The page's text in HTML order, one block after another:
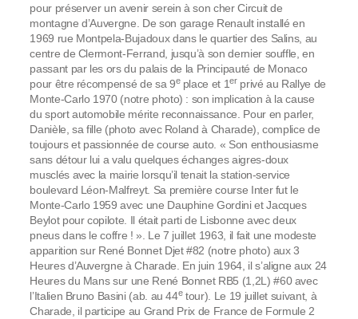
pour préserver un avenir serein à son cher Circuit de
montagne d’Auvergne. De son garage Renault installé en
1969 rue Montpela-Bujadoux dans le quartier des Salins, au
centre de Clermont-Ferrand, jusqu’à son dernier souffle, en
passant par les ors du palais de la Principauté de Monaco
pour être récompensé de sa 9eplace et 1erprivé au Rallye de
Monte-Carlo 1970 (notre photo) : son implication à la cause
du sport automobile mérite reconnaissance. Pour en parler,
Danièle, sa fille (photo avec Roland à Charade), complice de
toujours et passionnée de course auto. « Son enthousiasme
sans détour lui a valu quelques échanges aigres-doux
musclés avec la mairie lorsqu’il tenait la station-service
boulevard Léon-Malfreyt. Sa première course Inter fut le
Monte-Carlo 1959 avec une Dauphine Gordini et Jacques
Beylot pour copilote. Il était parti de Lisbonne avec deux
pneus dans le coffre ! ». Le 7 juillet 1963, il fait une modeste
apparition sur René Bonnet Djet #82 (notre photo) aux 3
Heures d’Auvergne à Charade. En juin 1964, il s’aligne aux 24
Heures du Mans sur une René Bonnet RB5 (1,2L) #60 avec
l’Italien Bruno Basini (ab. au 44etour). Le 19 juillet suivant, à
Charade, il participe au Grand Prix de France de Formule 2